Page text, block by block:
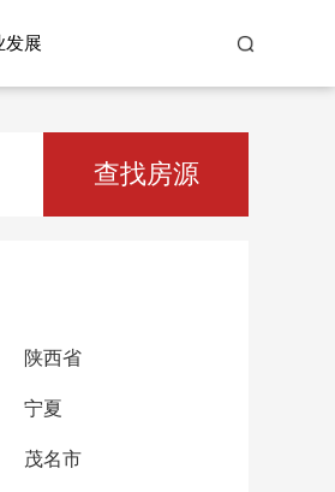
发展
查找房源
陕西省
宁夏
茂名市